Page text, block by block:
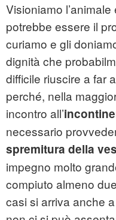
Visioniamo
potrebbe essere il
curiamo e gli
dignità che
difficile riuscire a far
perché, nella
incontro all’
necessario
spremitura della
impegno molto
compiuto almeno
casi si arriva anche